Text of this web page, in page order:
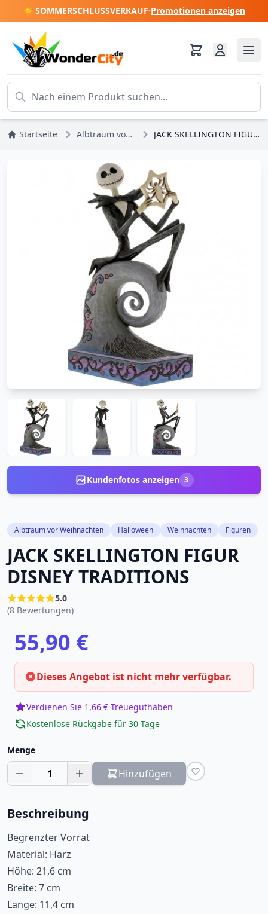
☀️ SOMMERSCHLUSSVERKAUF·Promotionen anzeigen
Startseite Albtraum vor Weihnachten JACK SKELLINGTON FIGUR DISNEY TRADITIONS
Kundenfotos anzeigen 3
Albtraum vor Weihnachten Halloween Weihnachten Figuren
JACK SKELLINGTON FIGUR
DISNEY TRADITIONS
5.0
(8 Bewertungen)
55,90 €
Dieses Angebot ist nicht mehr verfügbar.
Verdienen Sie 1,66 € Treueguthaben
Kostenlose Rückgabe für 30 Tage
Menge
1 Hinzufügen
Beschreibung
Begrenzter Vorrat
Material: Harz
Höhe: 21,6 cm
Breite: 7 cm
Länge: 11,4 cm